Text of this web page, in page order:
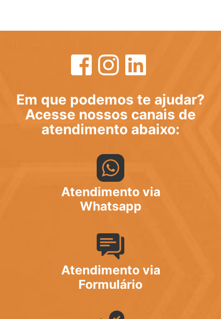
Em que podemos te ajudar?
Acesse nossos canais de
atendimento abaixo:
Atendimento via
Whatsapp
Atendimento via
Formulário